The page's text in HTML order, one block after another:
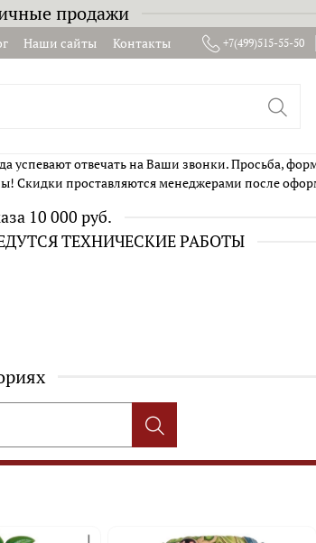
продажи
Наши сайты Контакты +7(499)515-55-50
отвечать на Ваши звонки. Просьба,
Скидки проставляются менеджерами после
10 000 руб.
ТЕХНИЧЕСКИЕ РАБОТЫ